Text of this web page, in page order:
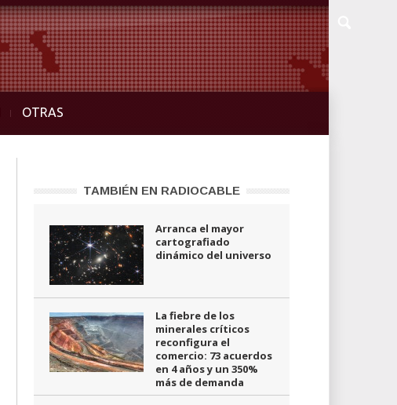
OTRAS
TAMBIÉN EN RADIOCABLE
Arranca el mayor
cartografiado
dinámico del universo
La fiebre de los
minerales críticos
reconfigura el
comercio: 73 acuerdos
en 4 años y un 350%
más de demanda